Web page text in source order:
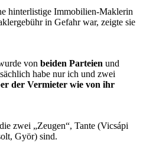
hinterlistige Immobilien-Maklerin
in Gefahr war, zeigte sie
von beiden Parteien und
habe nur ich und zwei
der Vermieter wie von ihr
zwei „Zeugen“, Tante (Vicsápi
Györ) sind.